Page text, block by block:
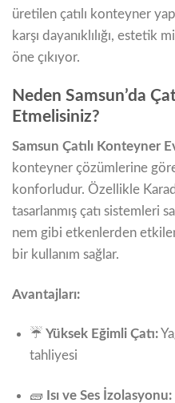
üretilen çatılı konteyner
karşı dayanıklılığı, estetik
öne çıkıyor.
Neden Samsun’da
Etmelisiniz?
Samsun Çatılı Konteyner
konteyner çözümlerine
konforludur. Özellikle
tasarlanmış çatı sistemleri
nem gibi etkenlerden
bir kullanım sağlar.
Avantajları:
☔Yüksek Eğimli Çatı:
tahliyesi
🧱 Isı ve Ses İzolasyonu: